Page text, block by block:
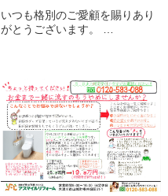
いつも格別のご愛顧を賜りあり
がとうございます。
まで夏季休暇とさせていただき
ます。
ホームページからのお問い合わ
せは、夏季休暇の間も
受け付けておりますので、よろ
しくお願いいたします。